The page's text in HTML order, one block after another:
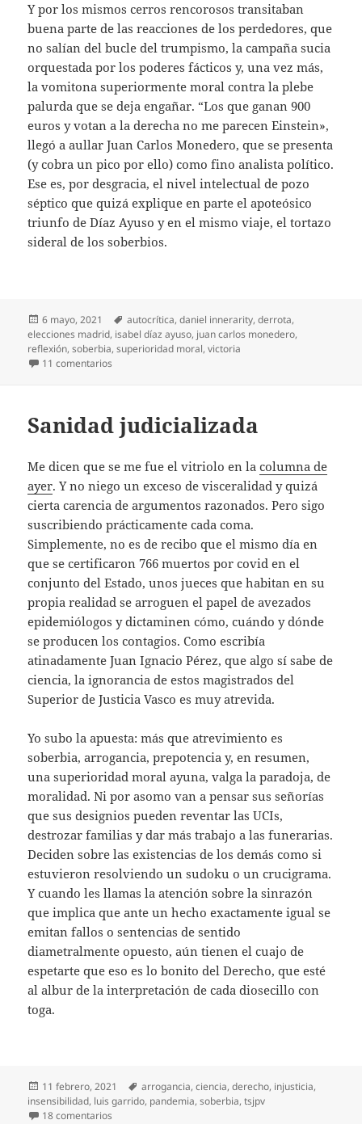
Y por los mismos cerros rencorosos transitaban
buena parte de las reacciones de los perdedores, que
no salían del bucle del trumpismo, la campaña sucia
orquestada por los poderes fácticos y, una vez más,
la vomitona superiormente moral contra la plebe
palurda que se deja engañar. “Los que ganan 900
euros y votan a la derecha no me parecen Einstein»,
llegó a aullar Juan Carlos Monedero, que se presenta
(y cobra un pico por ello) como fino analista político.
Ese es, por desgracia, el nivel intelectual de pozo
séptico que quizá explique en parte el apoteósico
triunfo de Díaz Ayuso y en el mismo viaje, el tortazo
sideral de los soberbios.
Publicado
el
6 mayo, 2021 Etiquetas
autocrítica,daniel innerarity,derrota,
elecciones madrid, isabel díaz ayuso, juan carlos monedero,
reflexión,soberbia,superioridad moral,victoria
11 comentarios
Sanidad judicializada
Me dicen que se me fue el vitriolo en lacolumna de
ayer. Y no niego un exceso de visceralidad y quizá
cierta carencia de argumentos razonados. Pero sigo
suscribiendo prácticamente cada coma.
Simplemente, no es de recibo que el mismo día en
que se certificaron 766 muertos por covid en el
conjunto del Estado, unos jueces que habitan en su
propia realidad se arroguen el papel de avezados
epidemiólogos y dictaminen cómo, cuándo y dónde
se producen los contagios. Como escribía
atinadamente Juan Ignacio Pérez, que algo sí sabe de
ciencia, la ignorancia de estos magistrados del
Superior de Justicia Vasco es muy atrevida.
Yo subo la apuesta: más que atrevimiento es
soberbia, arrogancia, prepotencia y, en resumen,
una superioridad moral ayuna, valga la paradoja, de
moralidad. Ni por asomo van a pensar sus señorías
que sus designios pueden reventar las UCIs,
destrozar familias y dar más trabajo a las funerarias.
Deciden sobre las existencias de los demás como si
estuvieron resolviendo un sudoku o un crucigrama.
Y cuando les llamas la atención sobre la sinrazón
que implica que ante un hecho exactamente igual se
emitan fallos o sentencias de sentido
diametralmente opuesto, aún tienen el cuajo de
espetarte que eso es lo bonito del Derecho, que esté
al albur de la interpretación de cada diosecillo con
toga.
Publicado
el
11 febrero, 2021 Etiquetas
arrogancia,ciencia,derecho, injusticia,
insensibilidad, luis garrido, pandemia,soberbia,tsjpv
18 comentarios